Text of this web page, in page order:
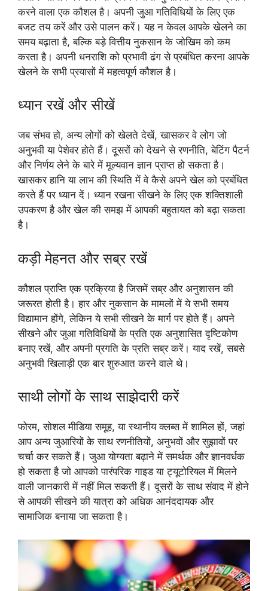
करने वाला एक कौशल है। अपनी जुआ गतिविधियों के लिए एक
बजट तय करें और उसे पालन करें। यह न केवल आपके खेलने का
समय बढ़ाता है, बल्कि बड़े वित्तीय नुकसान के जोखिम को कम
करता है। अपनी धनराशि को प्रभावी ढंग से प्रबंधित करना आपके
खेलने के सभी प्रयासों में महत्वपूर्ण कौशल है।
ध्यान रखें और सीखें
जब संभव हो, अन्य लोगों को खेलते देखें, खासकर वे लोग जो
अनुभवी या पेशेवर होते हैं। दूसरों को देखने से रणनीति, बेटिंग पैटर्न
और निर्णय लेने के बारे में मूल्यवान ज्ञान प्राप्त हो सकता है।
खासकर हानि या लाभ की स्थिति में वे कैसे अपने खेल को प्रबंधित
करते हैं पर ध्यान दें। ध्यान रखना सीखने के लिए एक शक्तिशाली
उपकरण है और खेल की समझ में आपकी बहुतायत को बढ़ा सकता
है।
कड़ी मेहनत और सब्र रखें
कौशल प्राप्ति एक प्रक्रिया है जिसमें सब्र और अनुशासन की
जरूरत होती है। हार और नुकसान के मामलों में ये सभी समय
विद्यामान होंगे, लेकिन ये सभी सीखने के मार्ग पर होते हैं। अपने
सीखने और जुआ गतिविधियों के प्रति एक अनुशासित दृष्टिकोण
बनाए रखें, और अपनी प्रगति के प्रति सब्र करें। याद रखें, सबसे
अनुभवी खिलाड़ी एक बार शुरुआत करने वाले थे।
साथी लोगों के साथ साझेदारी करें
फोरम, सोशल मीडिया समूह, या स्थानीय क्लब्स में शामिल हों, जहां
आप अन्य जुआरियों के साथ रणनीतियों, अनुभवों और सुझावों पर
चर्चा कर सकते हैं। जुआ योग्यता बढ़ाने में समर्थक और ज्ञानवर्धक
हो सकता है जो आपको पारंपरिक गाइड या ट्यूटोरियल में मिलने
वाली जानकारी में नहीं मिल सकती हैं। दूसरों के साथ संवाद में होने
से आपकी सीखने की यात्रा को अधिक आनंददायक और
सामाजिक बनाया जा सकता है।